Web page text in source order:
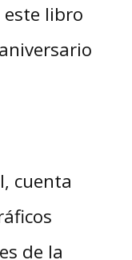
este libro
cuenta
de la